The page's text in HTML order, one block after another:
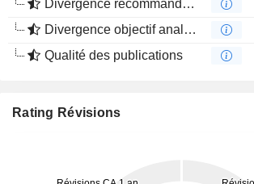
Divergence recommandations analystes
Divergence objectif analystes
Qualité des publications
Rating Révisions